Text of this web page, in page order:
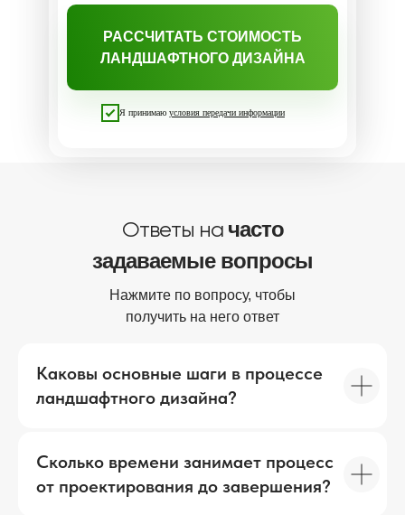
Я принимаю условия передачи информации
РАССЧИТАТЬ СТОИМОСТЬ
ЛАНДШАФТНОГО ДИЗАЙНА
Ответы на часто
задаваемые вопросы
Нажмите по вопросу, чтобы
получить на него ответ
Каковы основные шаги в процессе
ландшафтного дизайна?
Сколько времени занимает процесс
от проектирования до завершения?